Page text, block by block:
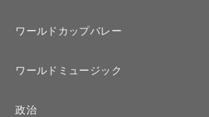
ワールドカップバレー
ワールドミュージック
政治